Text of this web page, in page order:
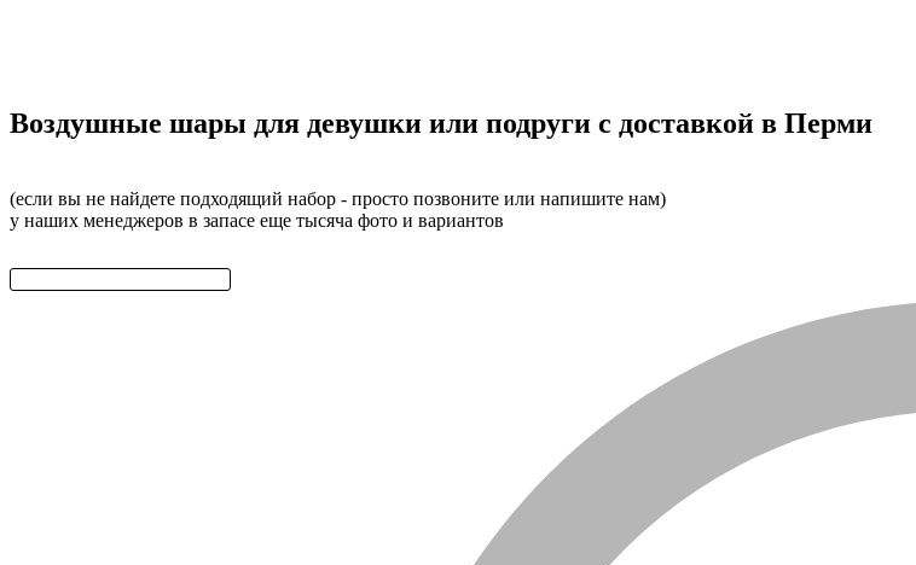
Воздушные шары для девушки или подруги с доставкой в Перми
(если вы не найдете подходящий набор - просто позвоните или напишите нам)
у наших менеджеров в запасе еще тысяча фото и вариантов